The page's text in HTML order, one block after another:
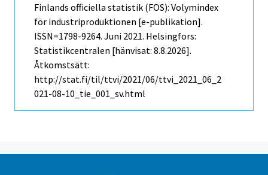
Finlands officiella statistik (FOS): Volymindex
för industriproduktionen [e-publikation].
ISSN=1798-9264. Juni 2021. Helsingfors:
Statistikcentralen [hänvisat: 8.8.2026].
Åtkomstsätt:
http://stat.fi/til/ttvi/2021/06/ttvi_2021_06_2
021-08-10_tie_001_sv.html